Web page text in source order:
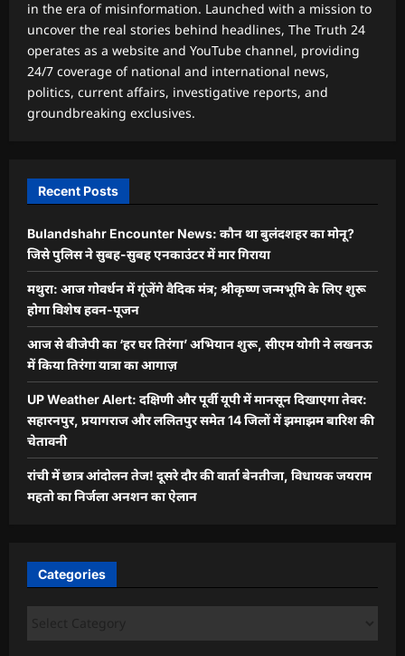
in the era of misinformation. Launched with a mission to
uncover the real stories behind headlines, The Truth 24
operates as a website and YouTube channel, providing
24/7 coverage of national and international news,
politics, current affairs, investigative reports, and
groundbreaking exclusives.
Recent Posts
Bulandshahr Encounter News: कौन था बुलंदशहर का मोनू?
जिसे पुलिस ने सुबह-सुबह एनकाउंटर में मार गिराया
मथुरा: आज गोवर्धन में गूंजेंगे वैदिक मंत्र; श्रीकृष्ण जन्मभूमि के लिए शुरू
होगा विशेष हवन-पूजन
आज से बीजेपी का ‘हर घर तिरंगा’ अभियान शुरू, सीएम योगी ने लखनऊ
में किया तिरंगा यात्रा का आगाज़
UP Weather Alert: दक्षिणी और पूर्वी यूपी में मानसून दिखाएगा तेवर:
सहारनपुर, प्रयागराज और ललितपुर समेत 14 जिलों में झमाझम बारिश की
चेतावनी
रांची में छात्र आंदोलन तेज! दूसरे दौर की वार्ता बेनतीजा, विधायक जयराम
महतो का निर्जला अनशन का ऐलान
Categories